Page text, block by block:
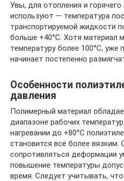
Увы, для отопления и
используют — температура
транспортируемой жидкости
больше +40°С. Хотя материал
температуру более 100°С, уже
начинает постепенно
Особенности
давления
Полимерный материал
диапазоне рабочих
нагревании до +80°C
становится всё более вязким.
сопротивляться деформации
повышение температуры
время. Следует учитывать,